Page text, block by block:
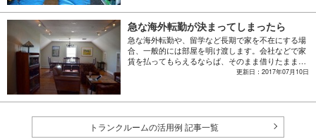
に困る荷物の片づけ方を紹介します。
急な海外転勤が決まってしまったら
急な海外転勤や、留学など長期で家を不在にする場
合、一般的には部屋を明け渡します。会社などで家
賃を払ってもらえるならば、そのまま借りたままで
いいかもしれませんが、家賃を自分で払っている場
明け渡す際に必要な手続きや準備について紹介しま
更新日：2017年07月10日
トランクルームの活用例 記事一覧